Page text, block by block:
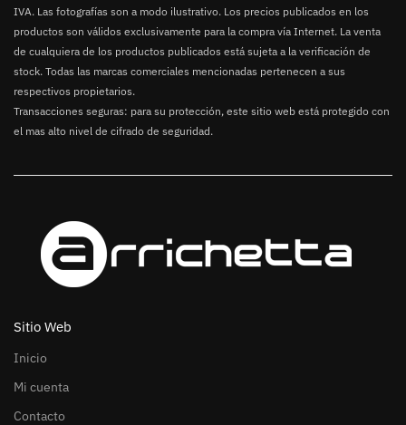
IVA. Las fotografías son a modo ilustrativo. Los precios publicados en los
productos son válidos exclusivamente para la compra vía Internet. La venta
de cualquiera de los productos publicados está sujeta a la verificación de
stock. Todas las marcas comerciales mencionadas pertenecen a sus
respectivos propietarios.
Transacciones seguras: para su protección, este sitio web está protegido con
el mas alto nivel de cifrado de seguridad.
Sitio Web
Inicio
Mi cuenta
Contacto